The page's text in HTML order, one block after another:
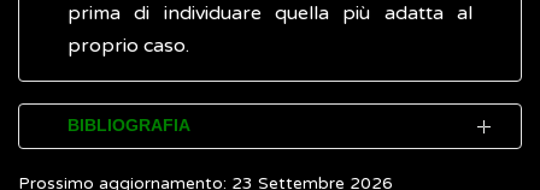
prima di individuare quella più adatta al
proprio caso.
BIBLIOGRAFIA
Prossimo aggiornamento: 23 Settembre 2026